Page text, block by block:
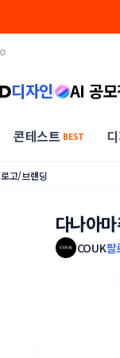
디자인 AI 공
콘테스트 BEST
로고/브랜딩
다나아
COUK팔